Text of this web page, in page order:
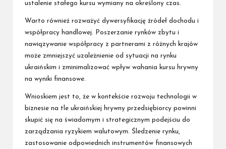
ustalenie stałego kursu wymiany na określony czas.
Warto również rozważyć dywersyfikację źródeł dochodu i
współpracy handlowej. Poszerzanie rynków zbytu i
nawiązywanie współpracy z partnerami z różnych krajów
może zmniejszyć uzależnienie od sytuacji na rynku
ukraińskim i zminimalizować wpływ wahania kursu hrywny
na wyniki finansowe.
Wnioskiem jest to, że w kontekście rozwoju technologii w
biznesie na tle ukraińskiej hrywny przedsiębiorcy powinni
skupić się na świadomym i strategicznym podejściu do
zarządzania ryzykiem walutowym. Śledzenie rynku,
zastosowanie odpowiednich instrumentów finansowych